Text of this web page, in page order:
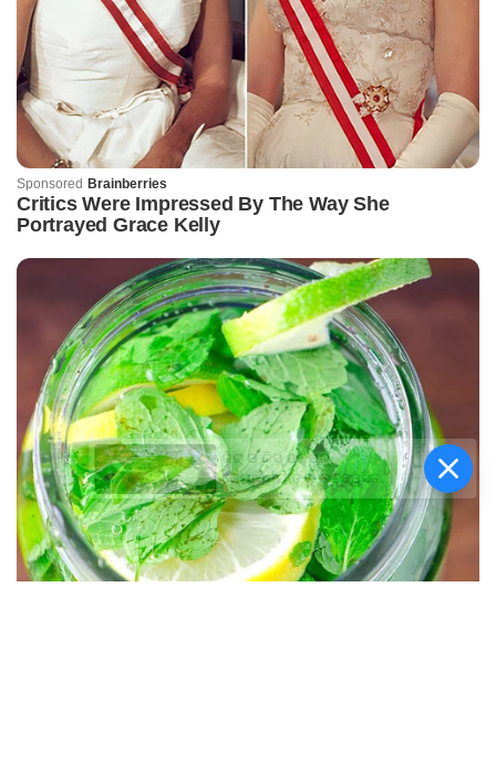
କିଟ୍‍ ଓ କିସ୍‍ ପକ୍ଷରୁ
ଜ୍ୟୋତିର୍ମୟୀଙ୍କୁ ଉଚ୍ଛ୍ୱସିତ
ସମ୍ବର୍ଦ୍ଧନା; ୫ଲକ୍ଷ ଟଙ୍କାର
ପ୍ରୋତ୍ସାହନ ରାଶି ପ୍ରଦାନ